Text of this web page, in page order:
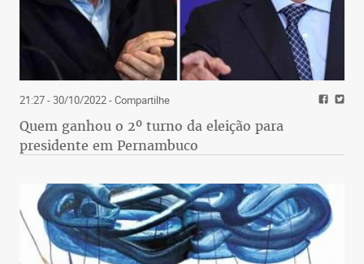
21:27 - 30/10/2022- Compartilhe
Quem ganhou o 2º turno da eleição para
presidente em Pernambuco